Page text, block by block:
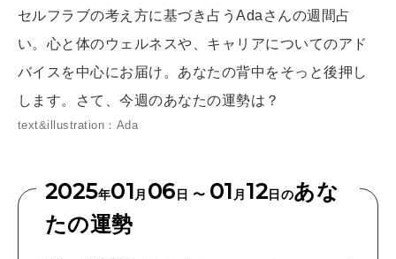
[12星座別] Monthly Love Holoscope
女神まり愛のタロットメッセージ
算命学がわかる今月のあなた
HEALTH
自分にやさしく
LEARN
MAMA
ママもいろいろ
セルフラブの考え方に基づき占うAdaさんの週間占
い。心と体のウェルネスや、キャリアについてのアド
バイスを中心にお届け。あなたの背中をそっと後押し
します。さて、今週のあなたの運勢は？
text&illustration：Ada
2025年01 月 06日 〜 01 月12日のあな
たの運勢